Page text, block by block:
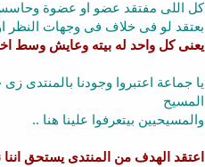
ت
:
كل اللى مفتقد عضو او عضوة وحاسس
بعتقد لو فى خلاف فى وجهات النظر
يعنى كل واحد له بيته وعايش وسط
يا جماعة اعتبروا وجودنا
المسيح
والمسيحيين بيتعرفوا علينا هنا ..
اعتقد الهدف من المنتدى يستحق